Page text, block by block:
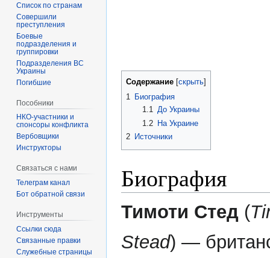
Содержание
1 Биография
1.1 До Украины
1.2
На Украине
2 Источники
Биография
Тимоти Стед (
Stead) —
Список по странам
Совершили
преступления
Боевые
подразделения и
группировки
Подразделения ВС
Украины
Погибшие
Пособники
спонсоры конфликта
‏‎Вербовщики
Инструкторы
Связаться с нами
Телеграм канал
Бот обратной связи
Инструменты
Ссылки сюда
Связанные правки
Служебные страницы